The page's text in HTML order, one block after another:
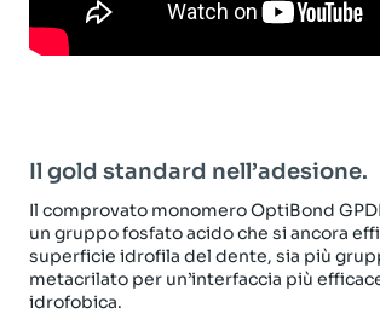
Il gold standard nell’adesione.
Il comprovato monomero OptiBond
un gruppo fosfato acido che si ancora
superficie idrofila del dente, sia più
metacrilato per un’interfaccia più
idrofobica.